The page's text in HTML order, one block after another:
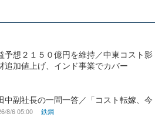
予想２１５０億円を維持／中東コスト影
追加値上げ、インド事業でカバー
中副社長の一問一答／「コスト転嫁、今
8/6 05:00 鉄鋼